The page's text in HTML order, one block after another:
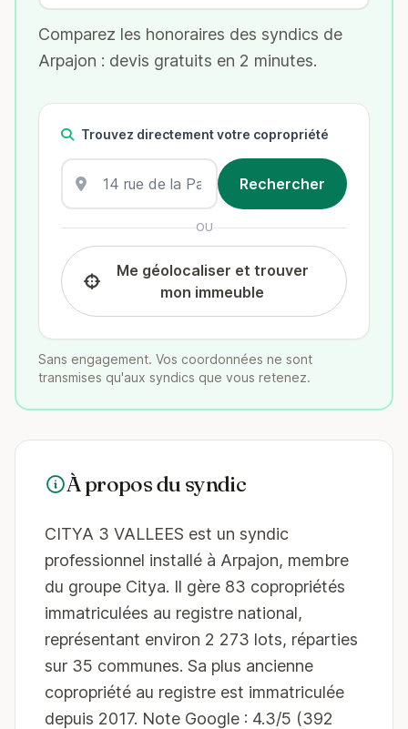
Comparez les honoraires des syndics de
Arpajon : devis gratuits en 2 minutes.
Trouvez directement votre copropriété
OU
Me géolocaliser et trouver
mon immeuble
Sans engagement. Vos coordonnées ne sont
transmises qu'aux syndics que vous retenez.
À propos du syndic
CITYA 3 VALLEES est un syndic
professionnel installé à Arpajon, membre
du groupe Citya. Il gère 83 copropriétés
immatriculées au registre national,
représentant environ 2 273 lots, réparties
sur 35 communes. Sa plus ancienne
copropriété au registre est immatriculée
depuis 2017. Note Google : 4.3/5 (392